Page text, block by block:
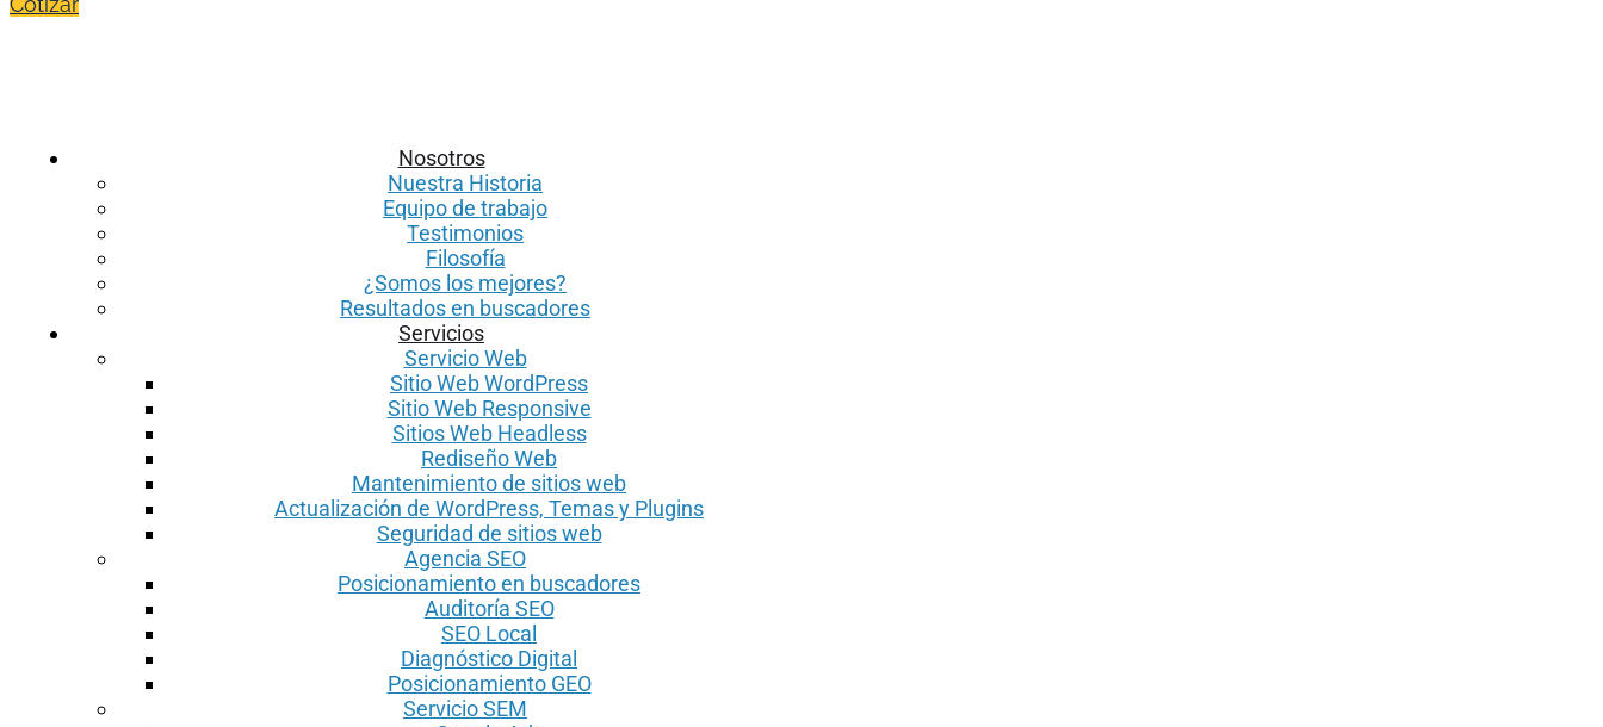
Nosotros
Nuestra Historia
Equipo de trabajo
Testimonios
Filosofía
¿Somos los mejores?
Resultados en buscadores
Servicios
Servicio Web
Sitio Web WordPress
Sitio Web Responsive
Sitios Web Headless
Rediseño Web
Mantenimiento de sitios web
Actualización de WordPress, Temas y Plugins
Seguridad de sitios web
Agencia SEO
Posicionamiento en buscadores
Auditoría SEO
SEO Local
Diagnóstico Digital
Posicionamiento GEO
Servicio SEM